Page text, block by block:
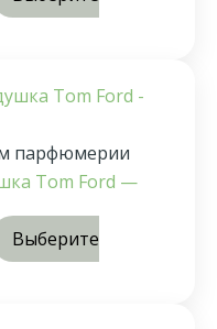
парфюмерии
Tom Ford —
Выберите